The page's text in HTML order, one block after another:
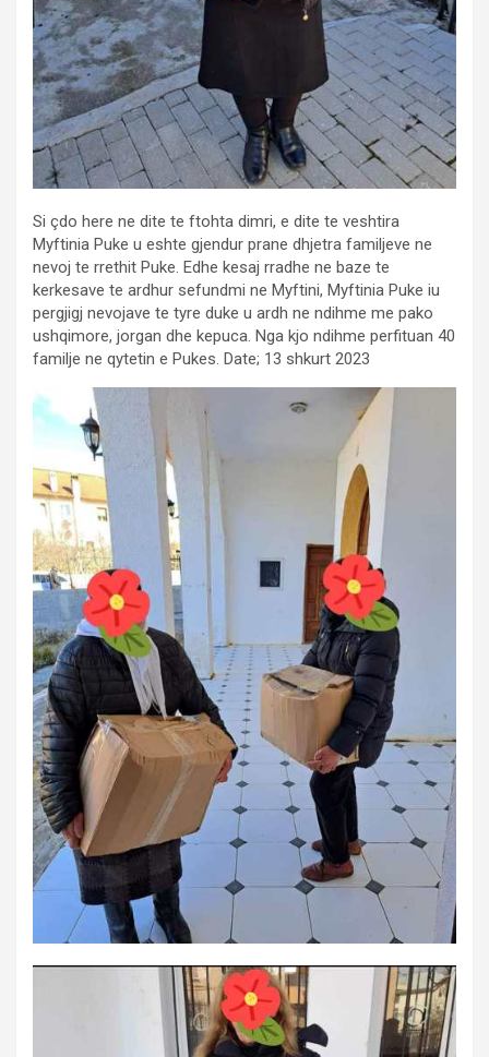
Si çdo here ne dite te ftohta dimri, e dite te veshtira
Myftinia Puke u eshte gjendur prane dhjetra familjeve ne
nevoj te rrethit Puke. Edhe kesaj rradhe ne baze te
kerkesave te ardhur sefundmi ne Myftini, Myftinia Puke iu
pergjigj nevojave te tyre duke u ardh ne ndihme me pako
ushqimore, jorgan dhe kepuca. Nga kjo ndihme perfituan 40
familje ne qytetin e Pukes. Date; 13 shkurt 2023